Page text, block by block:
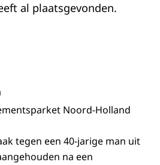
al plaatsgevonden.
Noord-Holland
tegen een 40-jarige man uit
na een